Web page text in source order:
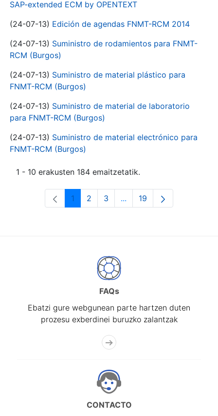
SAP-extended ECM by OPENTEXT
(24-07-13) Edición de agendas FNMT-RCM 2014
(24-07-13) Suministro de rodamientos para FNMT-
RCM (Burgos)
(24-07-13) Suministro de material plástico para
FNMT-RCM (Burgos)
(24-07-13) Suministro de material de laboratorio
para FNMT-RCM (Burgos)
(24-07-13) Suministro de material electrónico para
FNMT-RCM (Burgos)
1 - 10 erakusten 184 emaitzetatik.
Orrialdea
1 Orrialdea
2 Orrialdea
3 ...Intermediate Pages Use
Orrialdea
19
FAQs
Ebatzi gure webgunean parte hartzen duten
prozesu exberdinei buruzko zalantzak
CONTACTO